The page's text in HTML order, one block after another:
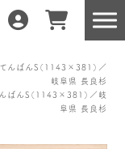
らしを環る
んばんS（1143×381）／
岐阜県 長良杉
ばんS（1143×381）／岐
阜県 長良杉